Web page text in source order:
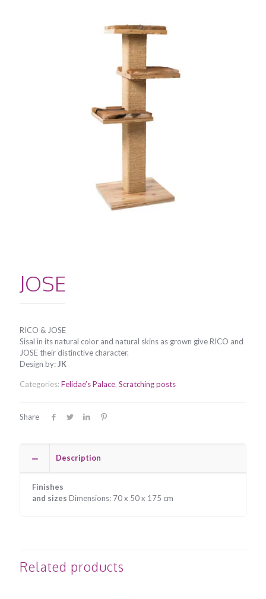
JOSE
RICO & JOSE
Sisal in its natural color and natural skins as grown give RICO and
JOSE their distinctive character.
Design by: JK
Categories:Felidae’s Palace, Scratching posts
Share
Description
Finishes
and sizes Dimensions: 70 x 50 x 175 cm
Related products